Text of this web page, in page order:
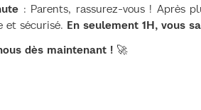
: Parents, rassurez-vous ! Après
et sécurisé. En seulement 1H, vous
dès maintenant ! 🚀